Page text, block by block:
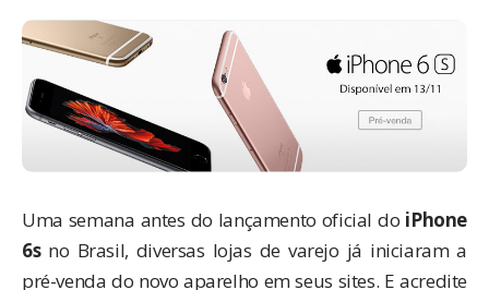
Uma semana antes do lançamento oficial do iPhone
6sno Brasil, diversas lojas de varejo já iniciaram a
pré-venda do novo aparelho em seus sites. E acredite